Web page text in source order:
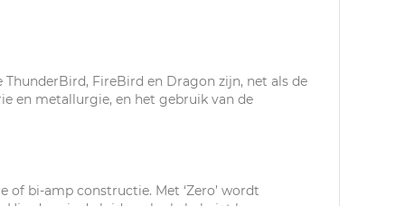
FireBird en Dragon zijn, net als de
en metallurgie, en het gebruik van de
bi-amp constructie. Met ‘Zero’ wordt